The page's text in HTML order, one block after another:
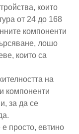
които
от 24 до 168
компоненти
лошо
които са
на
компоненти
за да се
просто, евтино